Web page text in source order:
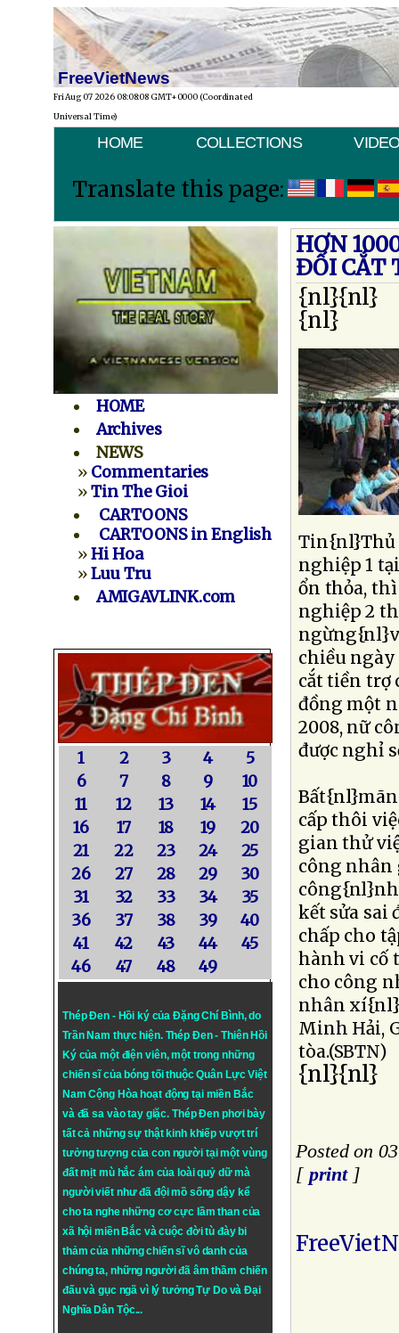
FreeVietNews
Fri Aug 07 2026 08:08:08 GMT+0000 (Coordinated
Universal Time)
HOME COLLECTIONS
Translate this page:
HOME
Archives
NEWS
» Commentaries
»Tin The Gioi
CARTOONS
CARTOONS in English
»Hi Hoa
»Luu Tru
AMIGAVLINK.com
1 2 3 4
5
6
7 8 9
10
11
12 13 14
15
16
17 18 19
20
21
22 23 24
25
26
27 28 29
30
31
32 33 34
35
36
37 38 39
40
41
42 43 44
45
46
47 48 49
Thép Đen - Hồi ký của Đặng Chí Bình, do
Trần Nam thực hiện. Thép Đen- Thiên Hồi
Ký của một điện viên, một trong những
chiến sĩ của bóng tối thuộc Quân Lực Việt
Nam Cộng Hòa hoạt động tại miền Bắc
và đã sa vào tay giặc. Thép Đen phơi bày
tất cả những sự thật kinh khiếp vượt trí
tưởng tượng của con người tại một vùng
đất mịt mù hắc ám của loài quỷ dữ mà
người viết như đã đội mồ sống dậy kể
cho ta nghe những cơ cực lầm than của
xã hội miền Bắc và cuộc đời tù đày bi
thảm của những chiến sĩ vô danh của
chúng ta, những người đã âm thầm chiến
đấu và gục ngã vì lý tưởngTự DovàĐại
Nghĩa Dân Tộc...
HƠN
ÐỐI CẮT
{nl}{nl}
{nl}
Tin{nl}Thủ
nghiệp 1
ổn thỏa,
nghiệp 2
chiều
cắt tiền trợ
đồng một
2008, nữ
được nghỉ
cấp thôi
gian thử
công nhân
kết sửa sai
chấp cho
hành vi cố
cho công
nhân
Minh Hải,
tòa.(SBTN)
{nl}{nl}
Posted on
[ print]